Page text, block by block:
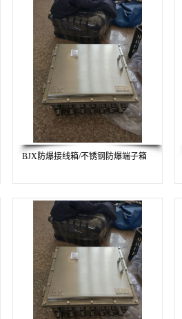
BJX防爆接线箱/不锈钢防爆端子箱